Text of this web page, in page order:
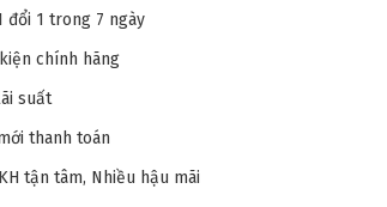
đổi 1 trong 7 ngày
chính hãng
suất
thanh toán
tận tâm, Nhiều hậu mãi